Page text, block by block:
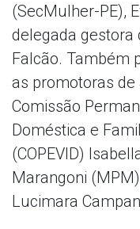
(SecMulher-PE),
delegada gestora
Falcão. Também
as promotoras
Comissão
Doméstica e
(COPEVID)
Marangoni
Lucimara